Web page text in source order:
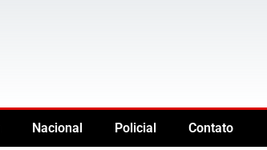
Nacional Policial Contato